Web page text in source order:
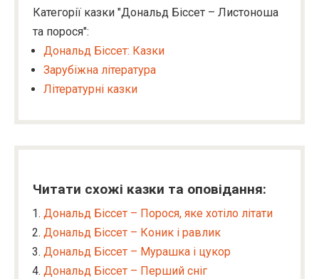
Категорії казки "Дональд Біссет – Листоноша
та порося":
Дональд Біссет: Казки
Зарубіжна література
Літературні казки
Читати схожі казки та оповідання:
Дональд Біссет – Порося, яке хотіло літати
Дональд Біссет – Коник і равлик
Дональд Біссет – Мурашка і цукор
Дональд Біссет – Перший сніг